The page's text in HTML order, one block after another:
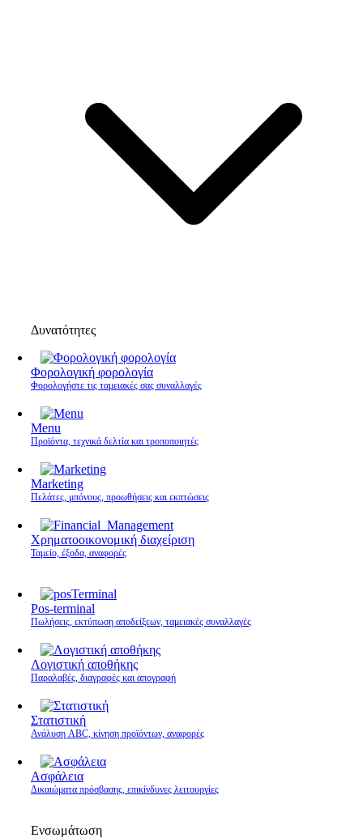
Δυνατότητες
Φορολογική φορολογία
Φορολογήστε τις ταμειακές σας συναλλαγές
Menu
Προϊόντα, τεχνικά δελτία και τροποποιητές
Marketing
Πελάτες, μπόνους, προωθήσεις και εκπτώσεις
Χρηματοοικονομική διαχείριση
Ταμείο, έξοδα, αναφορές
Pos-terminal
Πωλήσεις, εκτύπωση αποδείξεων, ταμειακές συναλλαγές
Λογιστική αποθήκης
Παραλαβές, διαγραφές και απογραφή
Στατιστική
Ανάλυση ABC, κίνηση προϊόντων, αναφορές
Ασφάλεια
Δικαιώματα πρόσβασης, επικίνδυνες λειτουργίες
Ενσωμάτωση